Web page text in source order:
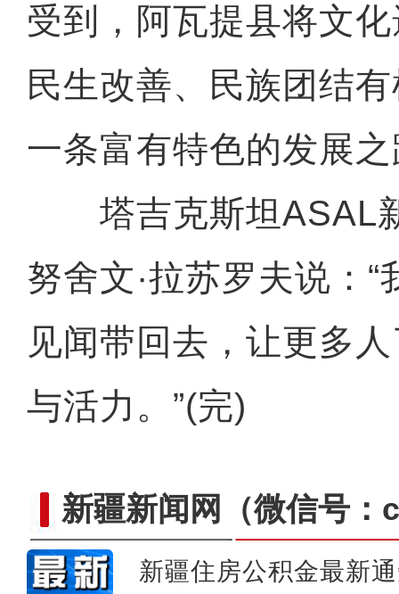
受到，阿瓦提县将文
民生改善、民族团结
一条富有特色的发展
塔吉克斯坦ASAL
努舍文·拉苏罗夫说：
见闻带回去，让更多
与活力。”(完)
新疆新闻网 （微信号
新疆住房公积金最新